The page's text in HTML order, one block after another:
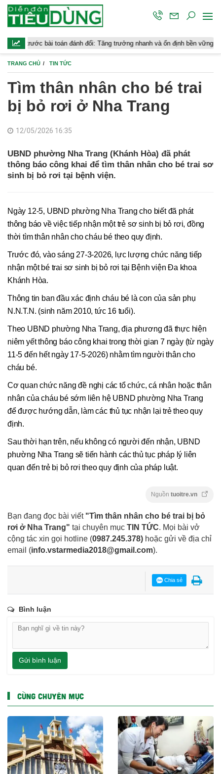
bài toán đánh đổi: Tăng trưởng nhanh và ổn định bền vững
TRANG CHỦ TIN TỨC
Tìm thân nhân cho bé trai
bị bỏ rơi ở Nha Trang
12/05/2026 16:35
UBND phường Nha Trang (Khánh Hòa) đã phát
thông báo công khai để tìm thân nhân cho bé trai sơ
sinh bị bỏ rơi tại bệnh viện.
Ngày 12-5, UBND phường Nha Trang cho biết đã phát
thông báo về việc tiếp nhận một trẻ sơ sinh bị bỏ rơi, đồng
thời tìm thân nhân cho cháu bé theo quy định.
Trước đó, vào sáng 27-3-2026, lực lượng chức năng tiếp
nhận một bé trai sơ sinh bị bỏ rơi tại Bệnh viện Đa khoa
Khánh Hòa.
Thông tin ban đầu xác định cháu bé là con của sản phụ
N.N.T.N. (sinh năm 2010, tức 16 tuổi).
Theo UBND phường Nha Trang, địa phương đã thực hiện
niêm yết thông báo công khai trong thời gian 7 ngày (từ ngày
11-5 đến hết ngày 17-5-2026) nhằm tìm người thân cho
cháu bé.
Cơ quan chức năng đề nghị các tổ chức, cá nhân hoặc thân
nhân của cháu bé sớm liên hệ UBND phường Nha Trang
để được hướng dẫn, làm các thủ tục nhận lại trẻ theo quy
định.
Sau thời hạn trên, nếu không có người đến nhận, UBND
phường Nha Trang sẽ tiến hành các thủ tục pháp lý liên
quan đến trẻ bị bỏ rơi theo quy định của pháp luật.
Nguồn tuoitre.vn
Bạn đang đọc bài viết "Tìm thân nhân cho bé trai bị bỏ
rơi ở Nha Trang" tại chuyên mục TIN TỨC. Mọi bài vở
cộng tác xin gọi hotline (0987.245.378) hoặc gửi về địa chỉ
email (info.vstarmedia2018@gmail.com).
Chia sẻ
Bình luận
Gửi bình luận
CÙNG CHUYÊN MỤC